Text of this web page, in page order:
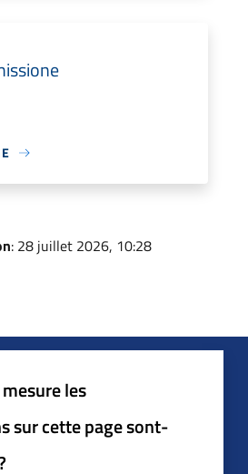
: 28 juillet 2026, 10:28
les
sur cette page sont-